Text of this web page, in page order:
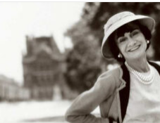
Od revolucionarne dizajnerke do
bila Koko Šanel?
Zvezde